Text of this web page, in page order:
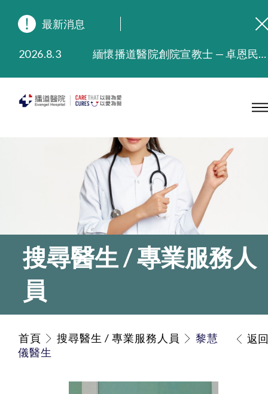
最新消息
2026.8.3
緬懷播道醫院創院宣教士 — 卓恩民醫生香港追思會
2025.9.23
本院在暴雨或颱風警告信號 (包括黑色暴雨及8號或以上熱帶氣旋警告信號) 下，仍會維持有限度服務。如有查詢，可致電2711 5222。
搜尋醫生 / 專業服務人
員
首頁 搜尋醫生 / 專業服務人員
黎慧
儀醫生
返回